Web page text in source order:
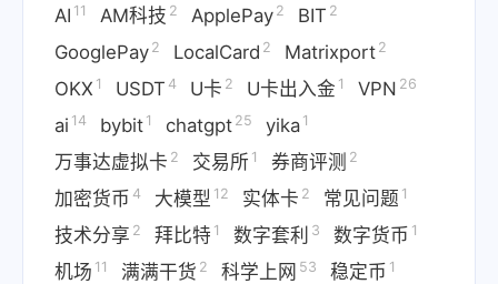
AI 11 AM科技 2 ApplePay 2 BIT 2
GooglePay 2 LocalCard 2 Matrixport 2
OKX 1 USDT 4 U卡 2 U卡出入金 1 VPN 26
ai 14 bybit 1 chatgpt 25 yika 1
万事达虚拟卡 2 交易所 1 券商评测 2
加密货币 4 大模型 12 实体卡 2 常见问题 1
技术分享 2 拜比特 1 数字套利 3 数字货币 1
机场 11 满满干货 2 科学上网 53 稳定币 1